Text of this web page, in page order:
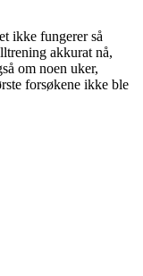
ikke fungerer så
akkurat nå,
om noen uker,
forsøkene ikke ble